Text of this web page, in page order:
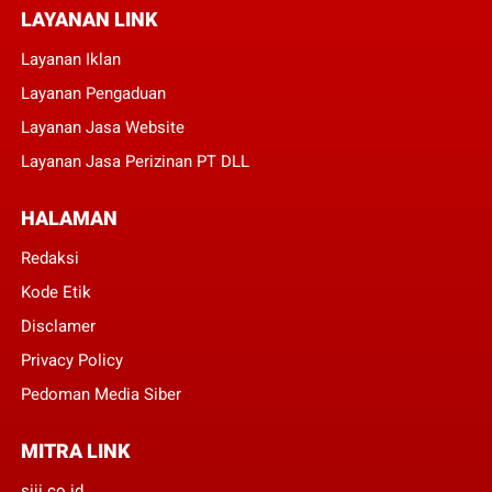
LAYANAN LINK
Layanan Iklan
Layanan Pengaduan
Layanan Jasa Website
Layanan Jasa Perizinan PT DLL
HALAMAN
Redaksi
Kode Etik
Disclamer
Privacy Policy
Pedoman Media Siber
MITRA LINK